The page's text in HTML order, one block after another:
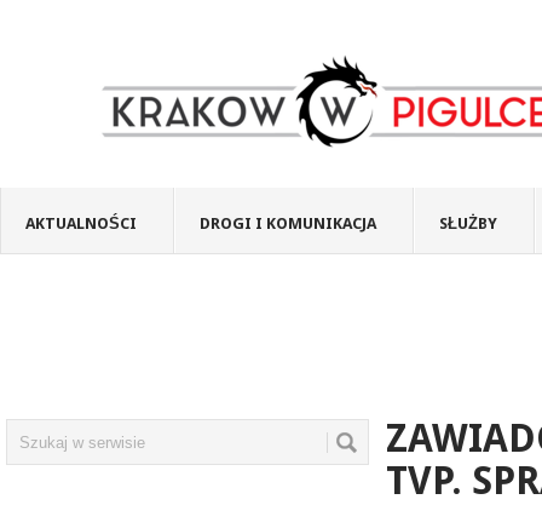
AKTUALNOŚCI DROGI I KOMUNIKACJA SŁUŻBY
TVP.